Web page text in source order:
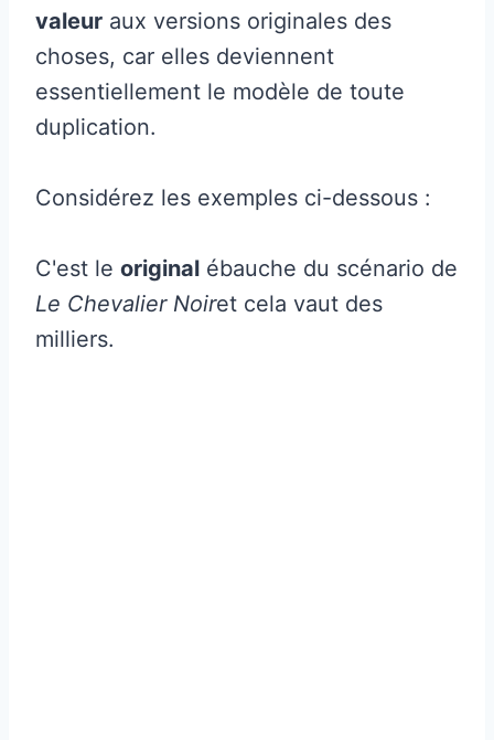
valeur aux versions originales des
choses, car elles deviennent
essentiellement le modèle de toute
duplication.
Considérez les exemples ci-dessous :
C'est le original ébauche du scénario de
Le Chevalier Noiret cela vaut des
milliers.